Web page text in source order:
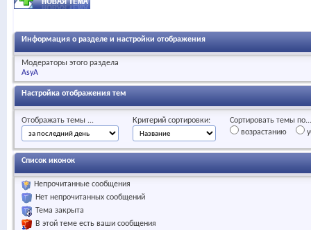
Информация о разделе и настройки отображения
Модераторы этого раздела
AsyA
Настройка отображения тем
Отображать темы ... Критерий сортировки:
Сортировать темы по...
возрастанию
Список иконок
Непрочитанные сообщения
Нет непрочитанных сообщений
Тема закрыта
В этой теме есть ваши сообщения